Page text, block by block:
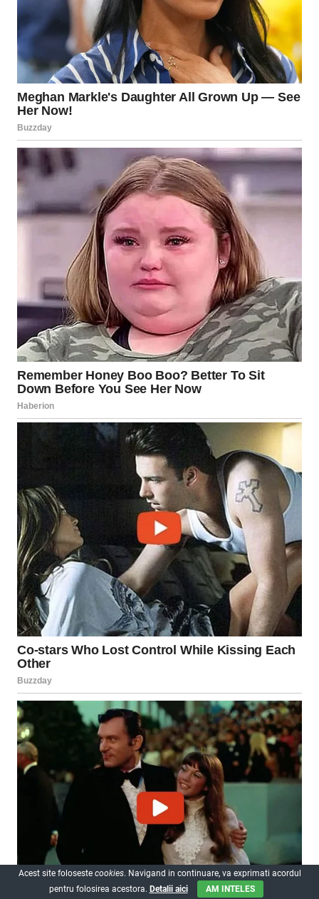
Acest site foloseste cookies. Navigand in continuare, va exprimati acordul
pentru folosirea acestora. Detalii aici AM INTELES